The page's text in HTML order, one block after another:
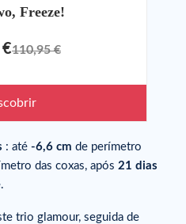
Freeze!
110,95 €
: até -6,6 cm de perímetro
das coxas, após 21 dias
trio glamour, seguida de